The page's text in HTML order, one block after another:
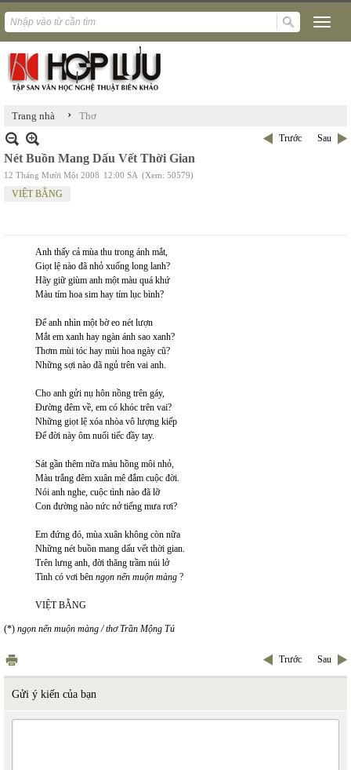
Trang nhà › Thơ
Trước Sau
Nét Buồn Mang Dấu Vết Thời Gian
12 Tháng Mười Một 2008 12:00 SA (Xem: 50579)
VIỆT BẰNG
Anh thấy cả mùa thu trong ánh mắt,
Giọt lệ nào đã nhỏ xuống long lanh?
Hãy giữ giùm anh một màu quá khứ
Màu tím hoa sim hay tím lục bình?
Để anh nhìn một bờ eo nét lượn
Mắt em xanh hay ngàn ánh sao xanh?
Thơm mùi tóc hay mùi hoa ngày cũ?
Những sợi nào đã ngủ trên vai anh.
Cho anh gửi nụ hôn nồng trên gáy,
Đường đêm về, em có khóc trên vai?
Những giọt lệ xóa nhòa vô lượng kiếp
Để đời này ôm nuối tiếc đầy tay.
Sát gần thêm nữa màu hồng môi nhỏ,
Màu trắng đêm xuân mê đắm cuộc đời.
Nói anh nghe, cuộc tình nào đã lỡ
Con đường nào nức nở tiếng mưa rơi?
Em đứng đó, mùa xuân không còn nữa
Những nét buồn mang dấu vết thời gian.
Trên lưng anh, đời thăng trầm núi lở
Tình có vơi bên ngọn nến muộn màng ?
VIỆT BẰNG
(*) ngọn nến muộn màng / thơ Trần Mộng Tú
Trước Sau
Gửi ý kiến của bạn